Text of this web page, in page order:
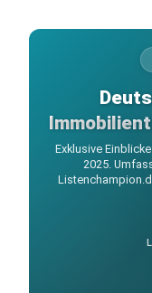
Exklusive
2025.